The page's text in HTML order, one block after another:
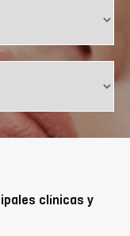
clínicas y